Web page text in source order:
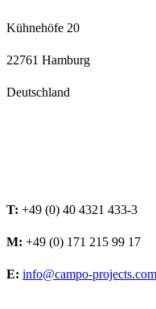
Kühnehöfe 20
22761 Hamburg
Deutschland
T: +49 (0) 40 4321 433-3
M: +49 (0) 171 215 99 17
E: info@campo-projects.com